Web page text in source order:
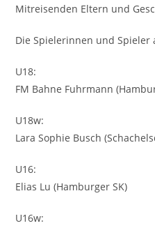
Mitreisenden Eltern und
Die Spielerinnen und Spieler
U18:
FM Bahne Fuhrmann
U18w:
Lara Sophie Busch
U16:
Elias Lu (Hamburger SK)
U16w: